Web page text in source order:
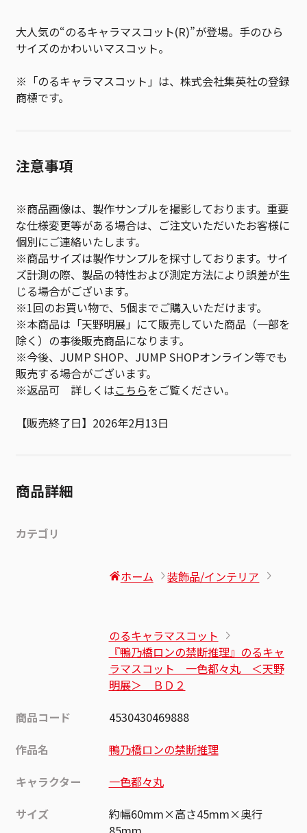
大人気の“のるキャラマスコット(R)”が登場。手のひら
サイズのかわいいマスコット。
※「のるキャラマスコット」は、株式会社集英社の登録
商標です。
注意事項
※商品画像は、製作サンプルを撮影しております。重要
な仕様変更等がある場合は、ご注文いただいたお客様に
個別にご連絡いたします。
※商品サイズは製作サンプルを採寸しております。サイ
ズ計測の際、製品の特性および測定方法により誤差が生
じる場合がございます。
※1回のお買い物で、5個までご購入いただけます。
※本商品は「天野明展」にて販売していた商品（一部を
除く）の事後販売商品になります。
※今後、JUMP SHOP、JUMP SHOPオンライン等でも
販売する場合がございます。
※返品可 詳しくはこちらをご覧ください。
【販売終了日】2026年2月13日
商品詳細
カテゴリ
ホーム 装飾品/インテリア
のるキャラマスコット
『鴨乃橋ロンの禁断推理』のるキャ
ラマスコット 一色都々丸 ＜天野
明展＞ ＢＤ２
商品コード
4530430469888
作品名
鴨乃橋ロンの禁断推理
キャラクター
一色都々丸
サイズ
約幅60mm×高さ45mm×奥行